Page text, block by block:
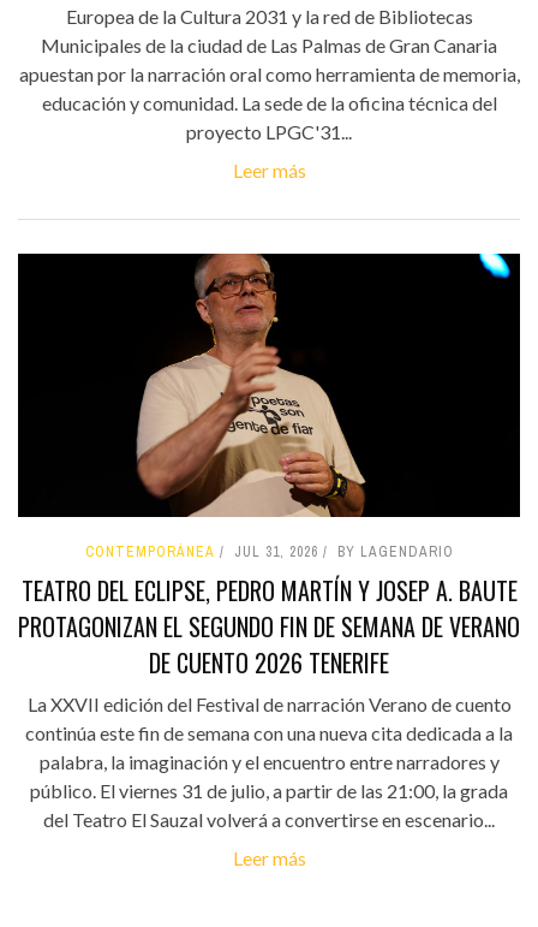
Europea de la Cultura 2031 y la red de Bibliotecas
Municipales de la ciudad de Las Palmas de Gran Canaria
apuestan por la narración oral como herramienta de memoria,
educación y comunidad. La sede de la oficina técnica del
proyecto LPGC'31...
Leer más
CONTEMPORÁNEA JUL 31, 2026 BY LAGENDARIO
TEATRO DEL ECLIPSE, PEDRO MARTÍN Y JOSEP A. BAUTE
PROTAGONIZAN EL SEGUNDO FIN DE SEMANA DE VERANO
DE CUENTO 2026 TENERIFE
La XXVII edición del Festival de narración Verano de cuento
continúa este fin de semana con una nueva cita dedicada a la
palabra, la imaginación y el encuentro entre narradores y
público. El viernes 31 de julio, a partir de las 21:00, la grada
del Teatro El Sauzal volverá a convertirse en escenario...
Leer más